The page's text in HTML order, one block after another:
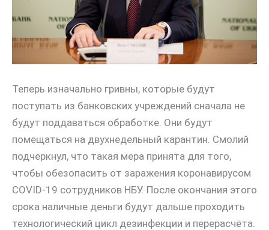
Теперь изначально гривны, которые будут
поступать из банковских учреждений сначала не
будут поддаваться обработке. Они будут
помещаться на двухнедельный карантин. Смолий
подчеркнул, что такая мера принята для того,
чтобы обезопасить от заражения коронавирусом
COVID-19 сотрудников НБУ. После окончания этого
срока наличные деньги будут дальше проходить
технологический цикл дезинфекции и перерасчёта.